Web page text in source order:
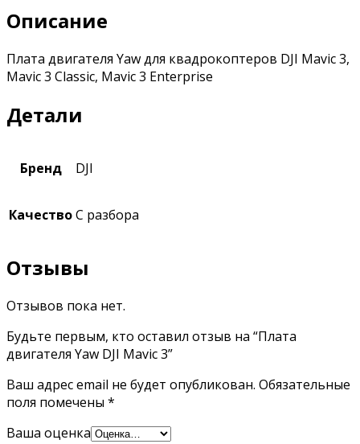
Описание
Плата двигателя Yaw для квадрокоптеров DJI Mavic 3,
Mavic 3 Classic, Mavic 3 Enterprise
Детали
Бренд DJI
КачествоС разбора
Отзывы
Отзывов пока нет.
Будьте первым, кто оставил отзыв на “Плата
двигателя Yaw DJI Mavic 3”
Ваш адрес email не будет опубликован. Обязательные
поля помечены *
Ваша оценка